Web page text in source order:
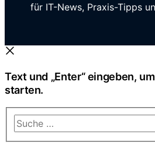
für IT-News, Praxis-Tipps
Text und „Enter“ eingeben,
starten.
Suche
…